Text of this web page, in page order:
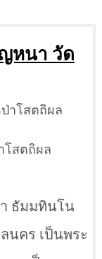
หนา วัด
โสตถิผล
ธัมมทินโน
นคร เป็นพระ